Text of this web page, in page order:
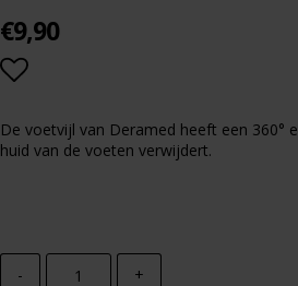
€9,90
De voetvijl van Deramed heeft een 360°
huid van de voeten verwijdert.
- +